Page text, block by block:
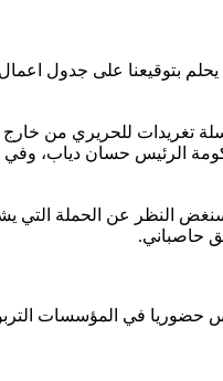
بتوقيعنا على جدول
تغريدات للحريري من
الرئيس حسان دياب،
النظر عن الحملة التي
حاصباني.
حضوريا في المؤسسات